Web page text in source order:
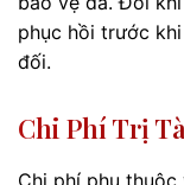
phục hồi trước
đối.
Chi Phí Trị
Chi phí phụ